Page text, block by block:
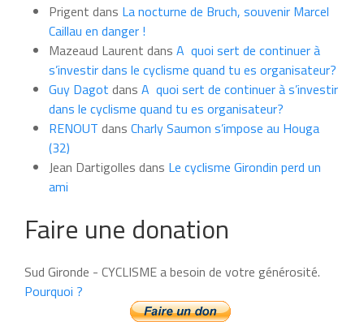
moisPrigent dans La nocturne de Bruch, souvenir Marcel
Caillau en danger !
Mazeaud Laurent dans A quoi sert de continuer à
s’investir dans le cyclisme quand tu es organisateur?
Guy Dagot dans A quoi sert de continuer à s’investir
dans le cyclisme quand tu es organisateur?
RENOUT dans Charly Saumon s’impose au Houga
(32)
Jean Dartigolles dans Le cyclisme Girondin perd un
ami
Faire une donation
Sud Gironde - CYCLISME a besoin de votre générosité.
Pourquoi ?